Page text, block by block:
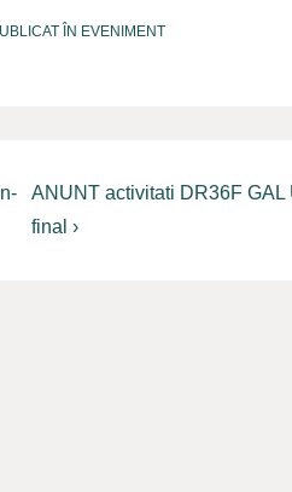
ÎN EVENIMENT
Next
Post
ANUNT activitati DR36F GAL
final ›